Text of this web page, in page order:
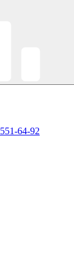
64-92